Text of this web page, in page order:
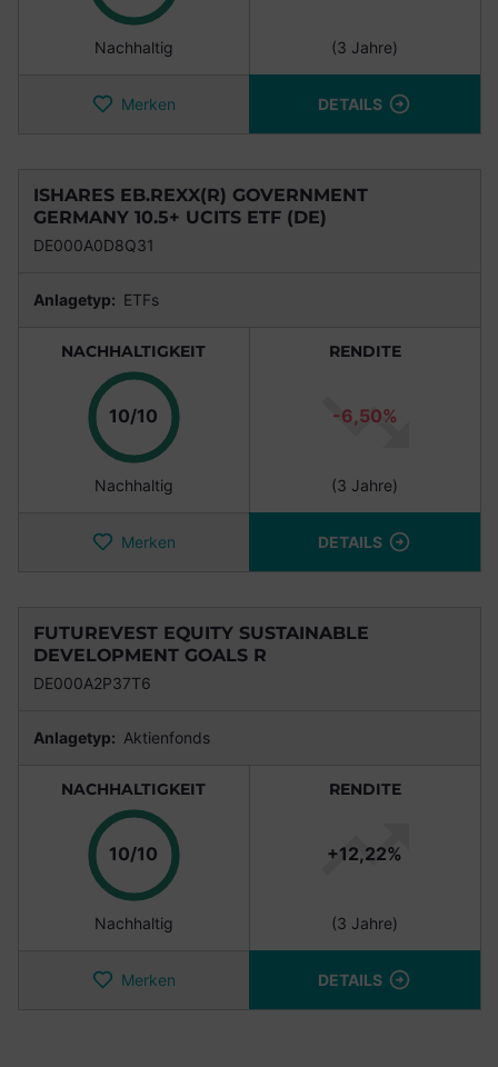
Nachhaltig (3 Jahre)
Merken DETAILS
ISHARES EB.REXX(R) GOVERNMENT
GERMANY 10.5+ UCITS ETF (DE)
DE000A0D8Q31
Anlagetyp: ETFs
NACHHALTIGKEIT
10/10 Punkte
Nachhaltig
RENDITE
-6,50%
(3 Jahre)
Merken DETAILS
FUTUREVEST EQUITY SUSTAINABLE
DEVELOPMENT GOALS R
DE000A2P37T6
Anlagetyp: Aktienfonds
NACHHALTIGKEIT
10/10 Punkte
Nachhaltig
RENDITE
+12,22%
(3 Jahre)
Merken DETAILS